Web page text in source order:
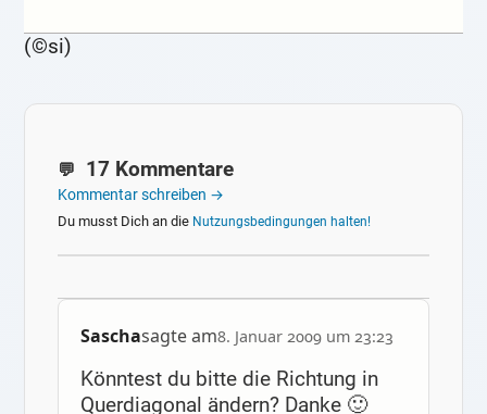
(©si)
17 Kommentare
Kommentar schreiben →
Du musst Dich an die Nutzungsbedingungen halten!
Saschasagte am8. Januar 2009 um 23:23
Könntest du bitte die Richtung in
Querdiagonal ändern? Danke 🙂